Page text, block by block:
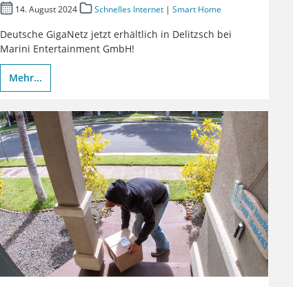
14. August 2024 Schnelles Internet |Smart Home
Deutsche GigaNetz jetzt erhältlich in Delitzsch bei
Marini Entertainment GmbH!
Mehr...